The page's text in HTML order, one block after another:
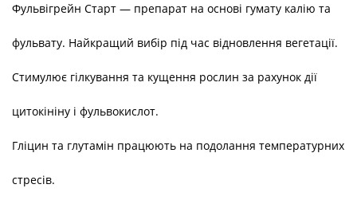
Фульвігрейн Старт — препарат на основі гумату калію та
фульвату. Найкращий вибір під час відновлення вегетації.
Стимулює гілкування та кущення рослин за рахунок дії
цитокініну і фульвокислот.
Гліцин та глутамін працюють на подолання температурних
стресів.